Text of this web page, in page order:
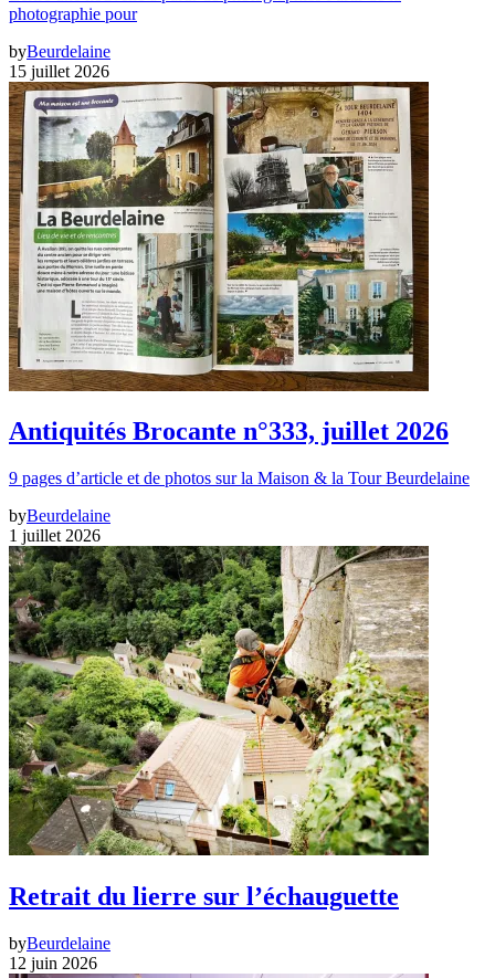
photographie pour
byBeurdelaine
15 juillet 2026
Antiquités Brocante n°333, juillet 2026
9 pages d’article et de photos sur la Maison & la Tour Beurdelaine
byBeurdelaine
1 juillet 2026
Retrait du lierre sur l’échauguette
byBeurdelaine
12 juin 2026